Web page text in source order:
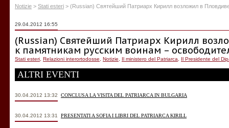
Notizie > Stati esteri > (Russian) Святейший Патриарх Кирилл возложил в
29.04.2012 16:55
(Russian) Святейший Патриарх Кирилл
к памятникам русским воинам –
Stati esteri Relazioni interortodosse Notizie Il ministero del Patriarca Il Presidente del
ALTRI EVENTI
30.04.2012 13:32 CONCLUSA LA VISITA DEL PATRIARCA IN BULGARIA
30.04.2012 13:31 PRESENTATI A SOFIA I LIBRI DEL PATRIARCA KIRILL